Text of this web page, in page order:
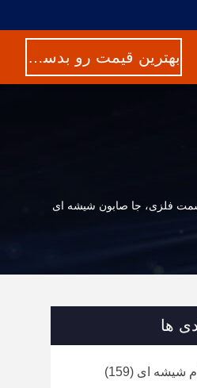
بهترین قیمت رو بدست بیار
فلزی، جا صابون شیشه ای
ها
شیشه ای (159)